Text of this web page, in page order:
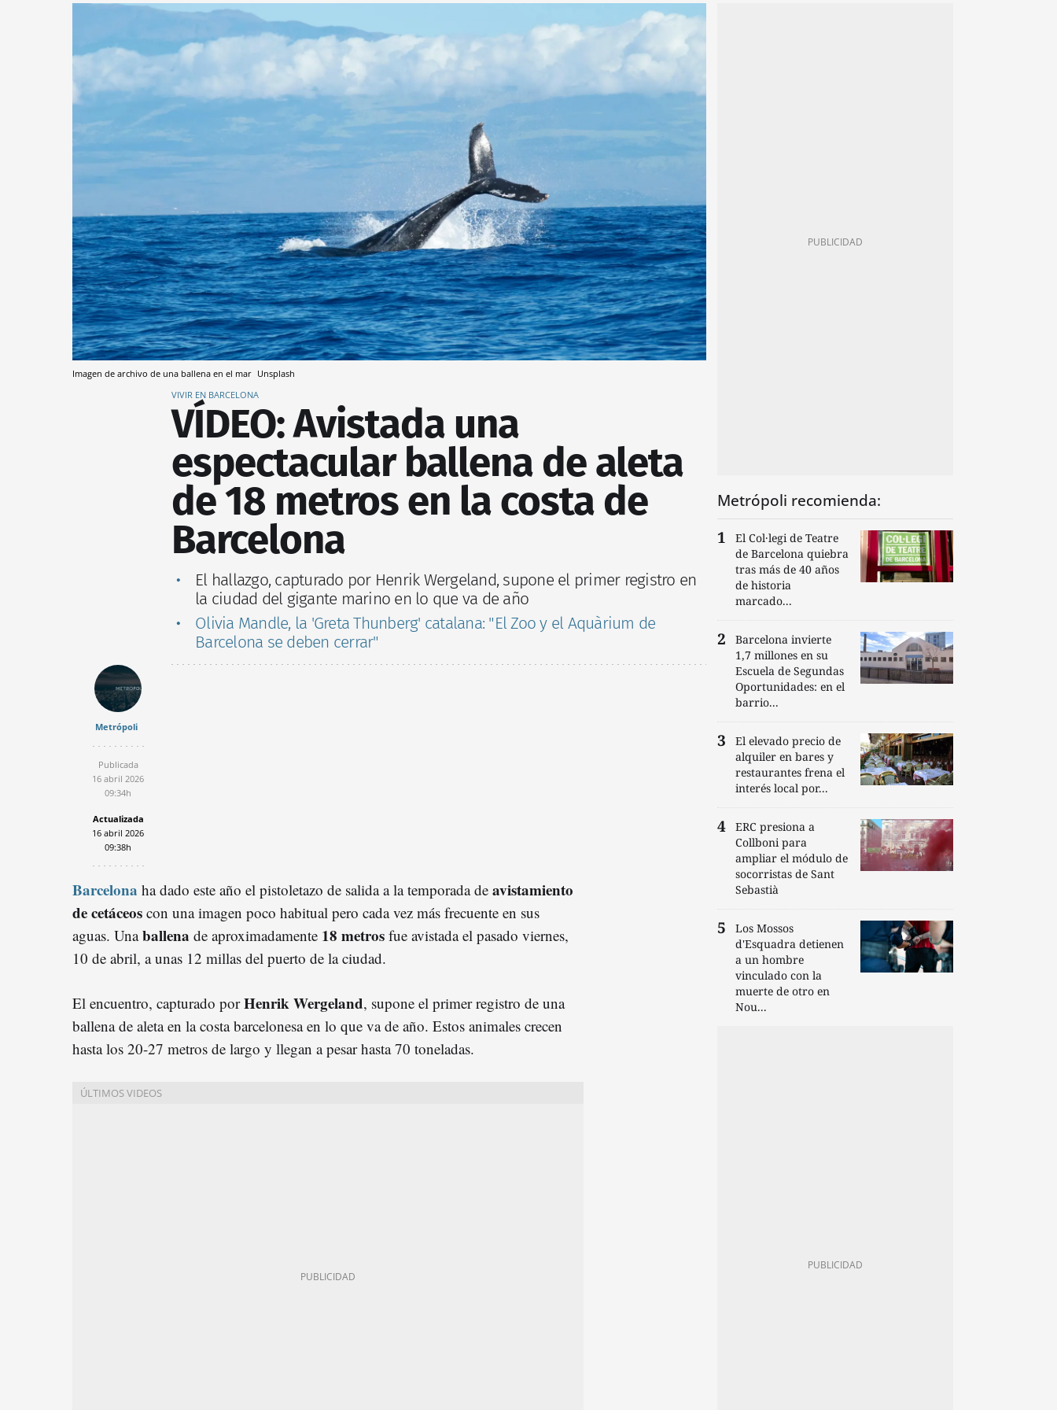
Imagen de archivo de una ballena en el mar Unsplash
VIVIR EN BARCELONA
VÍDEO: Avistada una
espectacular ballena de aleta
de 18 metros en la costa de
Barcelona
El hallazgo, capturado por Henrik Wergeland, supone el primer registro en
la ciudad del gigante marino en lo que va de año
Olivia Mandle, la 'Greta Thunberg' catalana: "El Zoo y el Aquàrium de
Barcelona se deben cerrar"
Metrópoli
Publicada
16 abril 2026
09:34h
Actualizada
16 abril 2026
09:38h
Barcelona ha dado este año el pistoletazo de salida a la temporada de avistamiento
de cetáceos con una imagen poco habitual pero cada vez más frecuente en sus
aguas. Unaballena de aproximadamente 18 metros fue avistada el pasado viernes,
10 de abril, a unas 12 millas del puerto de la ciudad.
El encuentro, capturado porHenrik Wergeland, supone el primer registro de una
ballena de aleta en la costa barcelonesa en lo que va de año. Estos animales crecen
hasta los 20-27 metros de largo y llegan a pesar hasta 70 toneladas.
Metrópoli recomienda:
El Col·legi de Teatre
de Barcelona quiebra
tras más de 40 años
de historia
marcado...
Barcelona invierte
1,7 millones en su
Escuela de Segundas
Oportunidades: en el
barrio...
El elevado precio de
alquiler en bares y
restaurantes frena el
interés local por...
ERC presiona a
Collboni para
ampliar el módulo de
socorristas de Sant
Sebastià
Los Mossos
d'Esquadra detienen
a un hombre
vinculado con la
muerte de otro en
Nou...